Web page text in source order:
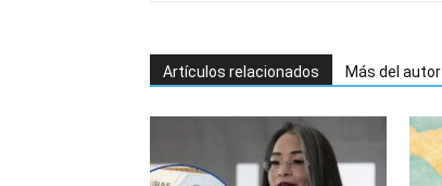
Artículos relacionados Más del autor